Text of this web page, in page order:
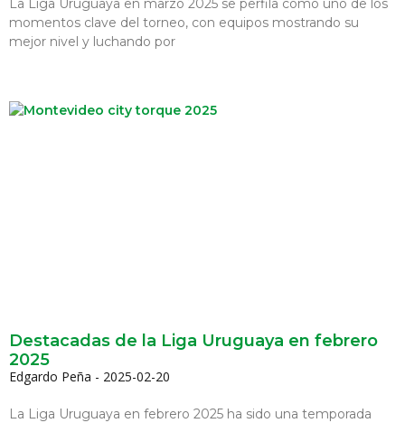
La Liga Uruguaya en marzo 2025 se perfila como uno de los
momentos clave del torneo, con equipos mostrando su
mejor nivel y luchando por
Destacadas de la Liga Uruguaya en febrero
2025
Edgardo Peña 2025-02-20
La Liga Uruguaya en febrero 2025 ha sido una temporada